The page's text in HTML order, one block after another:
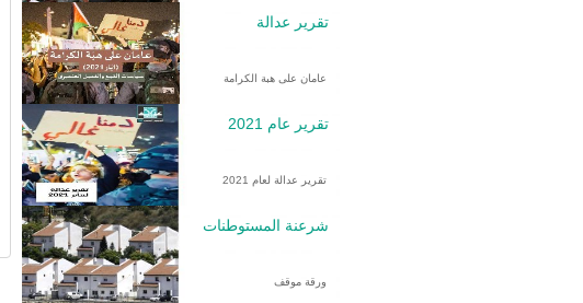
تقرير عدالة
عامان على هبة الكرامة
تقرير عام 2021
تقرير عدالة لعام 2021
شرعنة المستوطنات
ورقة موقف